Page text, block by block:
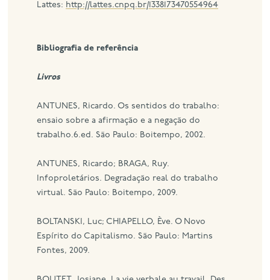
Lattes: http://lattes.cnpq.br/1338173470554964
Bibliografia de referência
Livros
ANTUNES, Ricardo. Os sentidos do trabalho:
ensaio sobre a afirmação e a negação do
trabalho.6.ed. São Paulo: Boitempo, 2002.
ANTUNES, Ricardo; BRAGA, Ruy.
Infoproletários. Degradação real do trabalho
virtual. São Paulo: Boitempo, 2009.
BOLTANSKI, Luc; CHIAPELLO, Ève. O Novo
Espírito do Capitalismo. São Paulo: Martins
Fontes, 2009.